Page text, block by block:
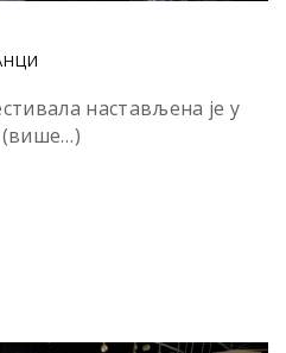
настављена је у
(више…)